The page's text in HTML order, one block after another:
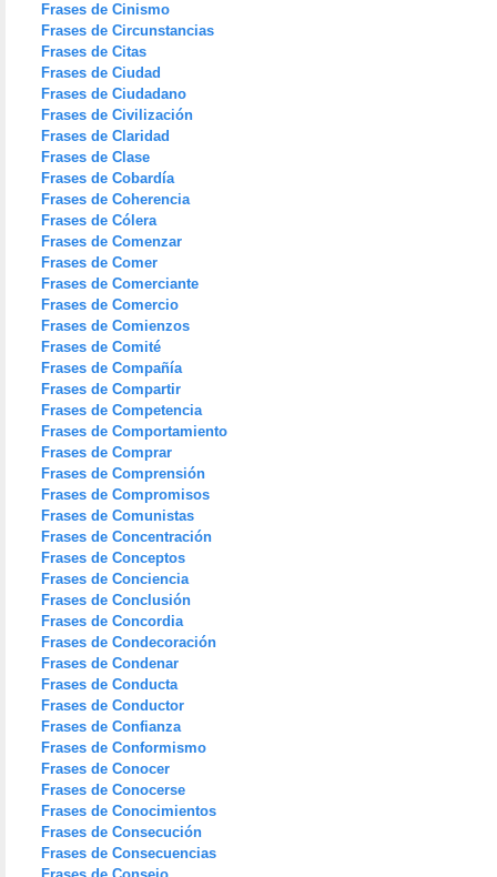
Frases de Cinismo
Frases de Circunstancias
Frases de Citas
Frases de Ciudad
Frases de Ciudadano
Frases de Civilización
Frases de Claridad
Frases de Clase
Frases de Cobardía
Frases de Coherencia
Frases de Cólera
Frases de Comenzar
Frases de Comer
Frases de Comerciante
Frases de Comercio
Frases de Comienzos
Frases de Comité
Frases de Compañía
Frases de Compartir
Frases de Competencia
Frases de Comportamiento
Frases de Comprar
Frases de Comprensión
Frases de Compromisos
Frases de Comunistas
Frases de Concentración
Frases de Conceptos
Frases de Conciencia
Frases de Conclusión
Frases de Concordia
Frases de Condecoración
Frases de Condenar
Frases de Conducta
Frases de Conductor
Frases de Confianza
Frases de Conformismo
Frases de Conocer
Frases de Conocerse
Frases de Conocimientos
Frases de Consecución
Frases de Consecuencias